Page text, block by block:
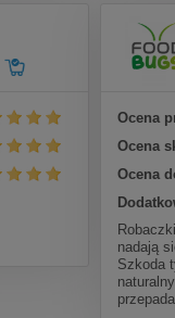
Ocena
Ocena
Ocena
nadają
Szkoda